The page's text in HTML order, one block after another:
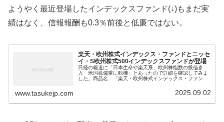
ようやく最近登場したインデックスファンド(↓)もまだ実
績はなく、信報報酬も0.3％前後と低廉ではない。
楽天・欧州株式インデックス・ファンドとニッセ
イ・S欧州株式500インデックスファンドが登場
日経の報道に「日本生命や楽天系、欧州株指数の投信参
入 米国株偏重に転機」とあったので詳細を確認してみま
した。商品名：「楽天・欧州株式インデックス・ファン
www.tasukejp.com 2025.09.02